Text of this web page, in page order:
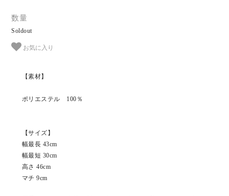
数量
Soldout
お気に入り
【素材】
ポリエステル 100％
【サイズ】
幅最長 43cm
幅最短 30cm
高さ 46cm
マチ 9cm